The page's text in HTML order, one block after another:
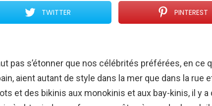
TWITTER PINTEREST
pas s’étonner que nos célébrités préférées, en ce
aient autant de style dans la mer que dans la rue
et des bikinis aux monokinis et aux bay-kinis, il y